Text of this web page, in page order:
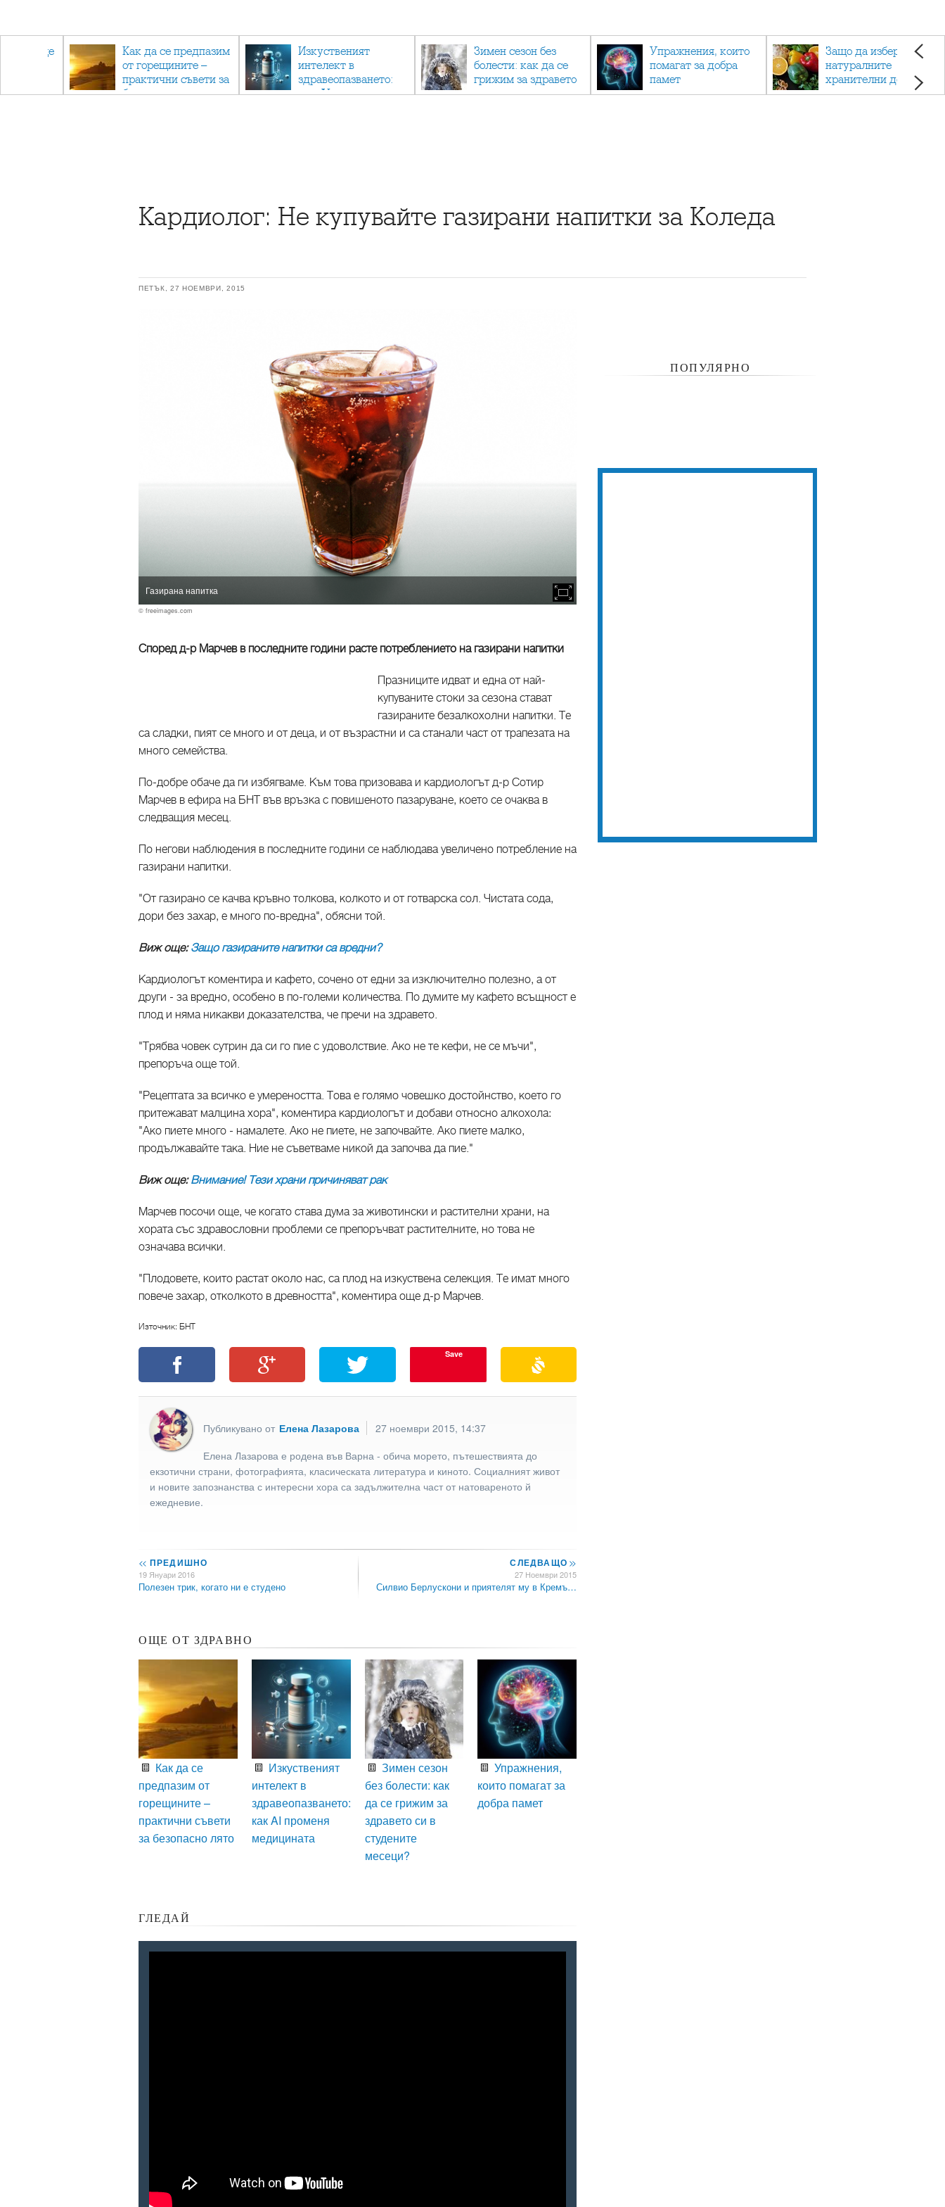
също ще
Как да се предпазим
от горещините –
практични съвети за
безопасно лято
Изкуственият
интелект в
здравеопазването:
как AI променя
Зимен сезон без
болести: как да се
грижим за здравето
си в студените
Упражнения, които
помагат за добра
памет
Защо да изберете
натуралните
хранителни добавки
пред синтетичните?
Кардиолог: Не купувайте газирани напитки за Коледа
ПЕТЪК, 27 НОЕМВРИ, 2015
Газирана напитка
© freeimages.com
Според д-р Марчев в последните години расте потреблението на газирани напитки
Празниците идват и една от най-
купуваните стоки за сезона стават
газираните безалкохолни напитки. Те
са сладки, пият се много и от деца, и от възрастни и са станали част от трапезата на
много семейства.
По-добре обаче да ги избягваме. Към това призовава и кардиологът д-р Сотир
Марчев в ефира на БНТ във връзка с повишеното пазаруване, което се очаква в
следващия месец.
По негови наблюдения в последните години се наблюдава увеличено потребление на
газирани напитки.
"От газирано се качва кръвно толкова, колкото и от готварска сол. Чистата сода,
дори без захар, е много по-вредна", обясни той.
Виж още:Защо газираните напитки са вредни?
Кардиологът коментира и кафето, сочено от едни за изключително полезно, а от
други - за вредно, особено в по-големи количества. По думите му кафето всъщност е
плод и няма никакви доказателства, че пречи на здравето.
"Трябва човек сутрин да си го пие с удоволствие. Ако не те кефи, не се мъчи",
препоръча още той.
"Рецептата за всичко е умереността. Това е голямо човешко достойнство, което го
притежават малцина хора", коментира кардиологът и добави относно алкохола:
"Ако пиете много - намалете. Ако не пиете, не започвайте. Ако пиете малко,
продължавайте така. Ние не съветваме никой да започва да пие."
Виж още:Внимание! Тези храни причиняват рак
Марчев посочи още, че когато става дума за животински и растителни храни, на
хората със здравословни проблеми се препоръчват растителните, но това не
означава всички.
"Плодовете, които растат около нас, са плод на изкуствена селекция. Те имат много
повече захар, отколкото в древността", коментира още д-р Марчев.
Източник: БНТ
Save
Публикувано от Елена Лазарова
27 ноември 2015, 14:37
Елена Лазарова е родена във Варна - обича морето, пътешествията до
екзотични страни, фотографията, класическата литература и киното. Социалният живот
и новите запознанства с интересни хора са задължителна част от натовареното й
ежедневие.
<< ПРЕДИШНО
19 Януари 2016
Полезен трик, когато ни е студено
СЛЕДВАЩО>>
27 Ноември 2015
Силвио Берлускони и приятелят му в Кремъ…
ОЩЕ ОТ ЗДРАВНО
Как да се
предпазим от
горещините –
практични съвети
за безопасно лято
Изкуственият
интелект в
здравеопазването:
как AI променя
медицината
Зимен сезон
без болести: как
да се грижим за
здравето си в
студените
месеци?
Упражнения,
които помагат за
добра памет
ГЛЕДАЙ
ПОПУЛЯРНО